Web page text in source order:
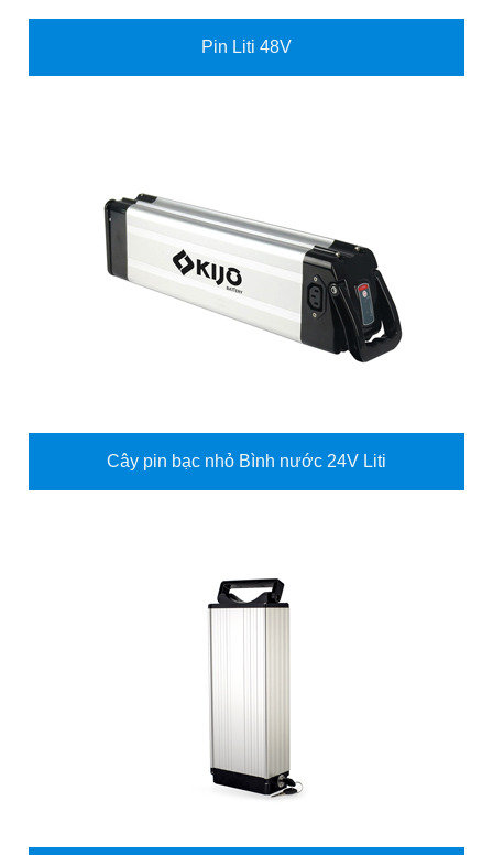
Pin Liti 48V
Cây pin bạc nhỏ Bình nước 24V Liti